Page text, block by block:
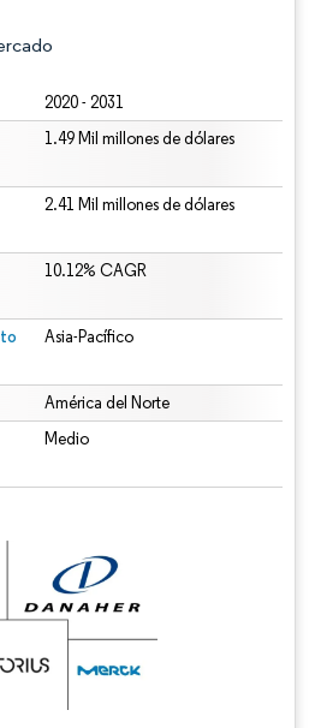
2020 - 2031
1.49 Mil millones de dólares
2.41 Mil millones de dólares
10.12% CAGR
Asia-Pacífico
América del Norte
Medio
El uso requiere atribución según CC BY 4.0.